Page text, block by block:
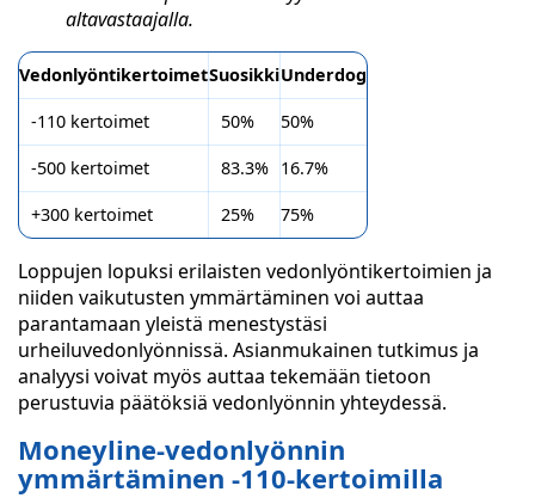
altavastaajalla.
VedonlyöntikertoimetSuosikkiUnderdog
-110 kertoimet 50% 50%
-500 kertoimet 83.3% 16.7%
+300 kertoimet 25% 75%
Loppujen lopuksi erilaisten vedonlyöntikertoimien ja
niiden vaikutusten ymmärtäminen voi auttaa
parantamaan yleistä menestystäsi
urheiluvedonlyönnissä. Asianmukainen tutkimus ja
analyysi voivat myös auttaa tekemään tietoon
perustuvia päätöksiä vedonlyönnin yhteydessä.
Moneyline-vedonlyönnin
ymmärtäminen -110-kertoimilla